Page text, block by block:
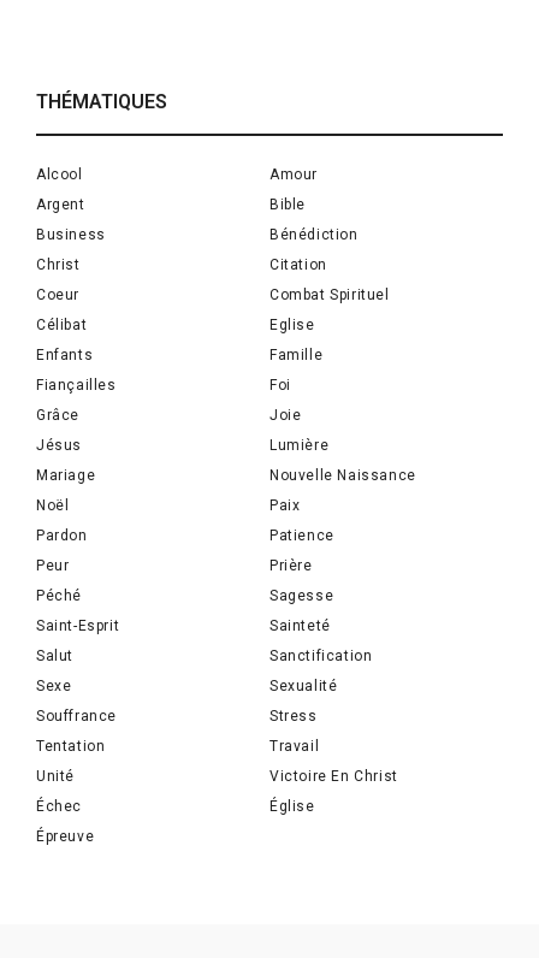
THÉMATIQUES
Alcool
Amour
Argent
Bible
Business
Bénédiction
Christ
Citation
Coeur
Combat Spirituel
Célibat
Eglise
Enfants
Famille
Fiançailles
Foi
Grâce
Joie
Jésus
Lumière
Mariage
Nouvelle Naissance
Noël
Paix
Pardon
Patience
Peur
Prière
Péché
Sagesse
Saint-Esprit
Sainteté
Salut
Sanctification
Sexe
Sexualité
Souffrance
Stress
Tentation
Travail
Unité
Victoire En Christ
Échec
Église
Épreuve